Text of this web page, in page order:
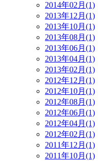
2014年02月(1)
2013年12月(1)
2013年10月(1)
2013年08月(1)
2013年06月(1)
2013年04月(1)
2013年02月(1)
2012年12月(1)
2012年10月(1)
2012年08月(1)
2012年06月(1)
2012年04月(1)
2012年02月(1)
2011年12月(1)
2011年10月(1)